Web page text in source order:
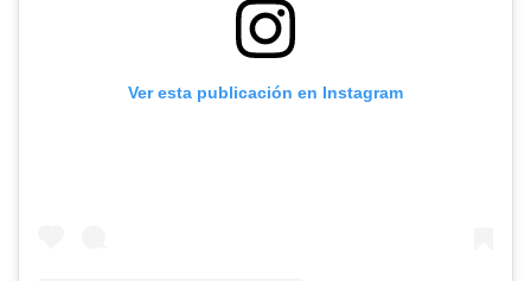
Ver esta publicación en Instagram